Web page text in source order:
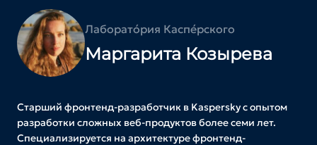
Лаборато́рия Каспе́рского
Маргарита Козырева
Старший фронтенд-разработчик в Kaspersky с опытом
разработки сложных веб-продуктов более семи лет.
Специализируется на архитектуре фронтенд-